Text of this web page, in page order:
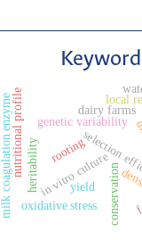
genetic variability
heritability selection
yield conservation
in vitro culture
rooting
dairy farms
nutritional profile local
milk coagulation enzyme oxidative stress